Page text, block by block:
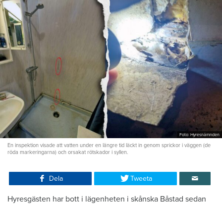
Foto: Hyresnämnden
En inspektion visade att vatten under en längre tid läckt in genom sprickor i väggen (de
röda markeringarna) och orsakat rötskador i syllen.
Dela Tweeta
Hyresgästen har bott i lägenheten i skånska Båstad sedan